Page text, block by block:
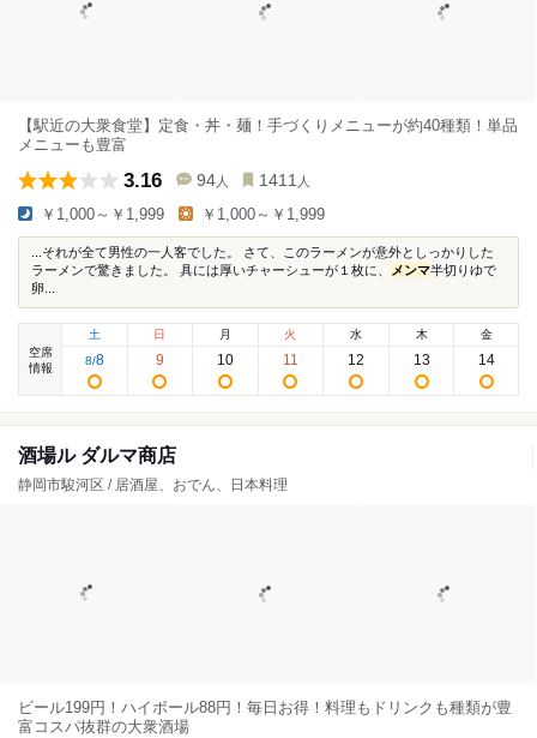
【駅近の大衆食堂】定食・丼・麺！手づくりメニューが約40種類！単品
メニューも豊富
3.16 94 人 1411 人
￥1,000～￥1,999 ￥1,000～￥1,999
...それが全て男性の一人客でした。 さて、このラーメンが意外としっかりした
ラーメンで驚きました。 具には厚いチャーシューが１枚に、
メンマ半切りゆで
卵...
空席
情報
土
8/8
日
9
月
10
火
11
水
12
木
13
金
14
酒場ル ダルマ商店
静岡市駿河区 / 居酒屋、おでん、日本料理
ビール199円！ハイボール88円！毎日お得！料理もドリンクも種類が豊
富コスパ抜群の大衆酒場